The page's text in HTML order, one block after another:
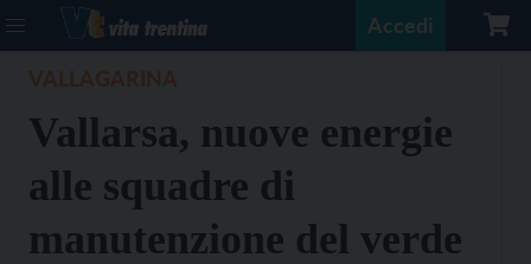
Accedi
Vallarsa, nuove energie
alle squadre di
manutenzione del verde